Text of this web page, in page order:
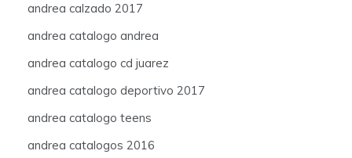
andrea calzado 2017
andrea catalogo andrea
andrea catalogo cd juarez
andrea catalogo deportivo 2017
andrea catalogo teens
andrea catalogos 2016